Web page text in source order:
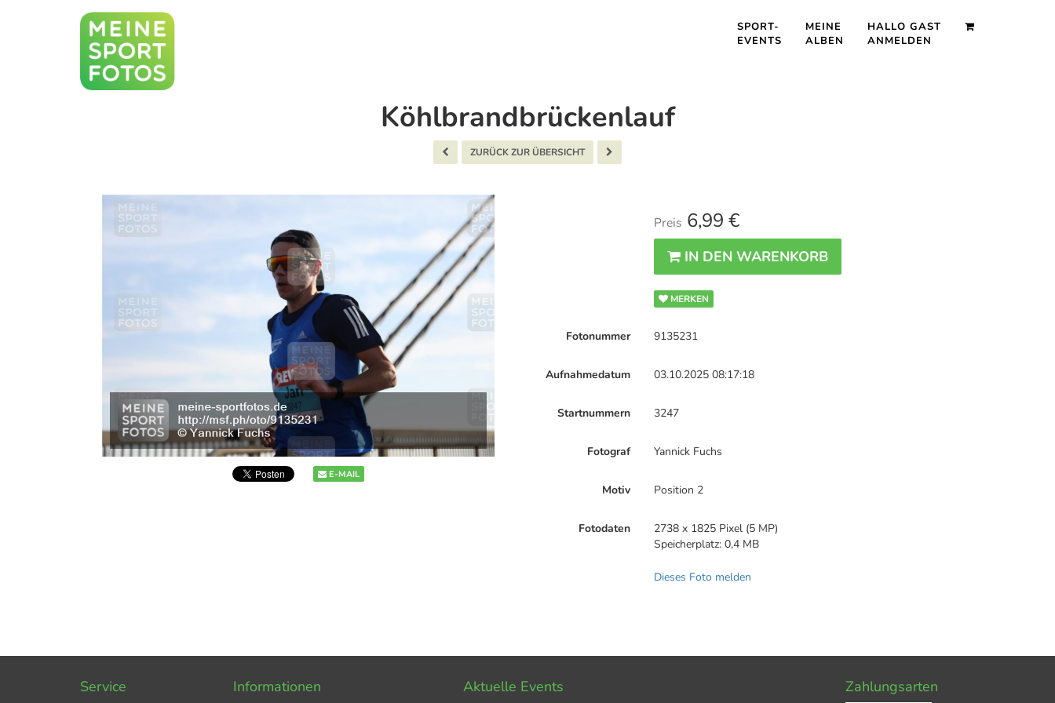
SPORT-
EVENTS
MEINE
ALBEN
HALLO GAST
ANMELDEN
Köhlbrandbrückenlauf
ZURÜCK ZUR ÜBERSICHT
E-MAIL
Preis 6,99 €
IN DEN WARENKORB
MERKEN
Fotonummer 9135231
Aufnahmedatum 03.10.2025 08:17:18
Startnummern 3247
Fotograf Yannick Fuchs
Motiv Position 2
Fotodaten
2738 x 1825 Pixel (5 MP)
Speicherplatz: 0,4 MB
Dieses Foto melden
Service Informationen Aktuelle Events Zahlungsarten